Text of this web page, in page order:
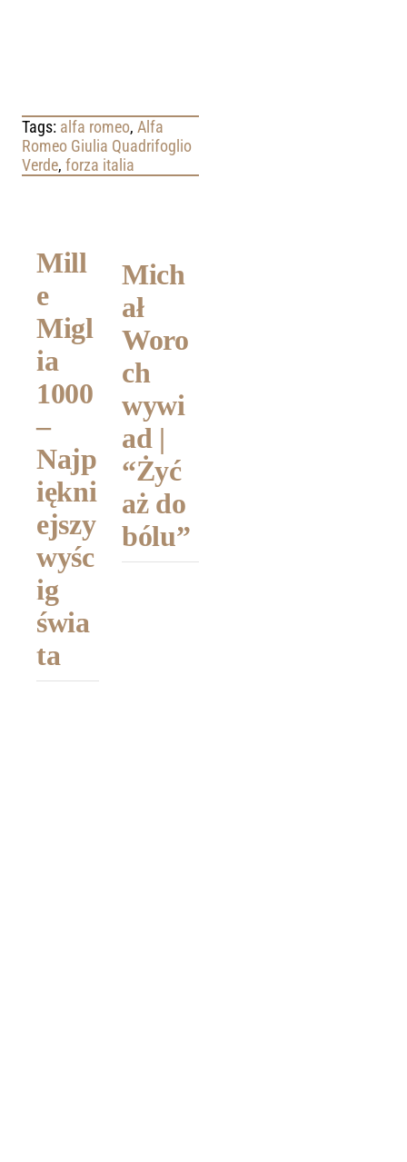
Tags: alfa romeo, Alfa
Romeo Giulia Quadrifoglio
Verde,forza italia
Mill
e
Migl
ia
1000
–
Najp
iękni
ejszy
wyśc
ig
świa
ta
Mich
ał
Woro
ch
wywi
ad |
“Żyć
aż do
bólu”